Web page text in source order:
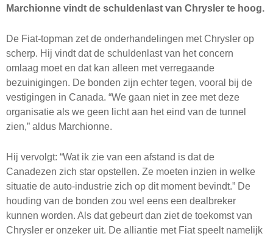
Marchionne vindt de schuldenlast van Chrysler te hoog.
De Fiat-topman zet de onderhandelingen met Chrysler op
scherp. Hij vindt dat de schuldenlast van het concern
omlaag moet en dat kan alleen met verregaande
bezuinigingen. De bonden zijn echter tegen, vooral bij de
vestigingen in Canada. “We gaan niet in zee met deze
organisatie als we geen licht aan het eind van de tunnel
zien,” aldus Marchionne.
Hij vervolgt: “Wat ik zie van een afstand is dat de
Canadezen zich star opstellen. Ze moeten inzien in welke
situatie de auto-industrie zich op dit moment bevindt.” De
houding van de bonden zou wel eens een dealbreker
kunnen worden. Als dat gebeurt dan ziet de toekomst van
Chrysler er onzeker uit. De alliantie met Fiat speelt namelijk